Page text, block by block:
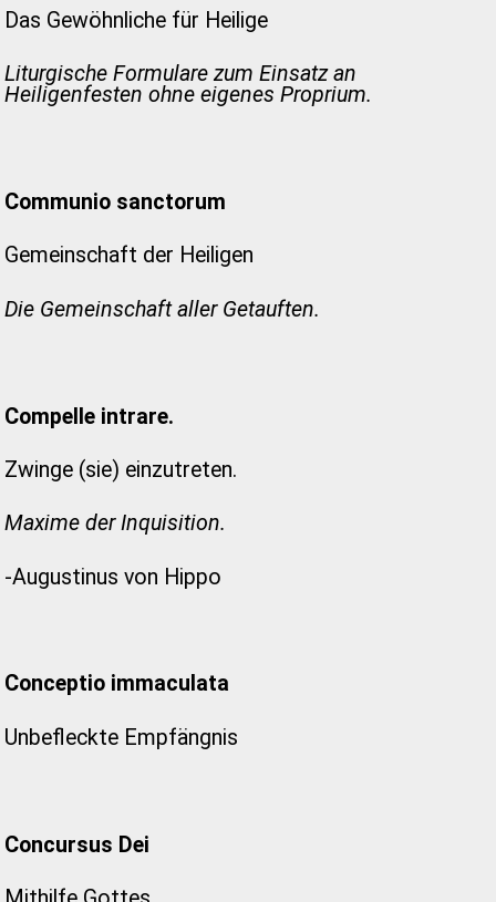
Das Gewöhnliche für Heilige
Liturgische Formulare zum Einsatz an
Heiligenfesten ohne eigenes Proprium.
Communio sanctorum
Gemeinschaft der Heiligen
Die Gemeinschaft aller Getauften.
Compelle intrare.
Zwinge (sie) einzutreten.
Maxime der Inquisition.
-Augustinus von Hippo
Conceptio immaculata
Unbefleckte Empfängnis
Concursus Dei